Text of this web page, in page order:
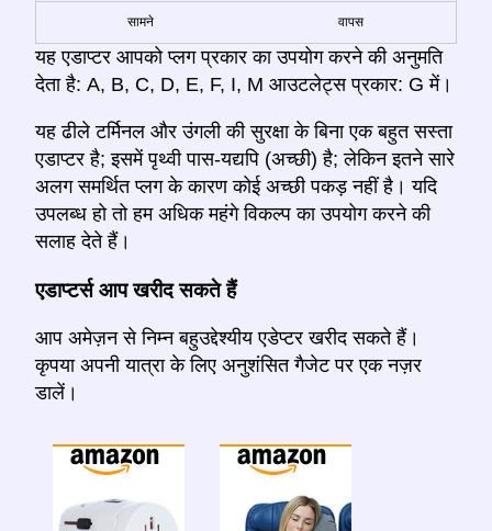
सामने वापस
यह एडाप्टर आपको प्लग प्रकार का उपयोग करने की अनुमति
देता है: A, B, C, D, E, F, I, M आउटलेट्स प्रकार: G में।
यह ढीले टर्मिनल और उंगली की सुरक्षा के बिना एक बहुत सस्ता
एडाप्टर है; इसमें पृथ्वी पास-यद्यपि (अच्छी) है; लेकिन इतने सारे
अलग समर्थित प्लग के कारण कोई अच्छी पकड़ नहीं है। यदि
उपलब्ध हो तो हम अधिक महंगे विकल्प का उपयोग करने की
सलाह देते हैं।
एडाप्टर्स आप खरीद सकते हैं
आप अमेज़न से निम्न बहुउद्देश्यीय एडेप्टर खरीद सकते हैं।
कृपया अपनी यात्रा के लिए अनुशंसित गैजेट पर एक नज़र
डालें।